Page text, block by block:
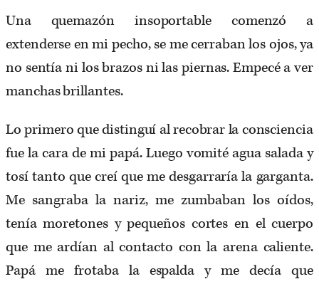
Una quemazón insoportable comenzó a
extenderse en mi pecho, se me cerraban los ojos, ya
no sentía ni los brazos ni las piernas. Empecé a ver
manchas brillantes.
Lo primero que distinguí al recobrar la consciencia
fue la cara de mi papá. Luego vomité agua salada y
tosí tanto que creí que me desgarraría la garganta.
Me sangraba la nariz, me zumbaban los oídos,
tenía moretones y pequeños cortes en el cuerpo
que me ardían al contacto con la arena caliente.
Papá me frotaba la espalda y me decía que